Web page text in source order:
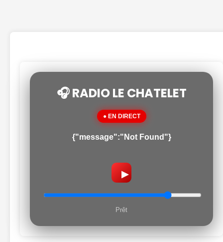
🎧 RADIO LE CHATELET
● EN DIRECT
{"message":"Not Found"}
▶
Prêt